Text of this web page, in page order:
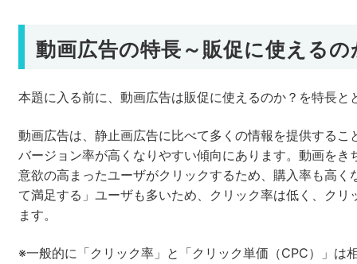
動画広告の特長～販促に使えるの
本題に入る前に、動画広告は販促に使えるのか？を特長と
動画広告は、静止画広告に比べて多くの情報を提供するこ
バージョン率が高くなりやすい傾向にあります。動画をき
意欲の高まったユーザがクリックするため、購入率も高く
て満足する」ユーザも多いため、クリック率は低く、クリ
ます。
※一般的に「クリック率」と「クリック単価（CPC）」は